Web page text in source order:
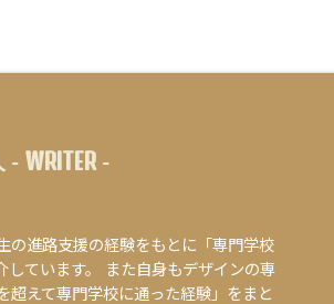
- WRITER-
の進路支援の経験をもとに「専門学校
しています。 また自身もデザインの専
超えて専門学校に通った経験」をまと